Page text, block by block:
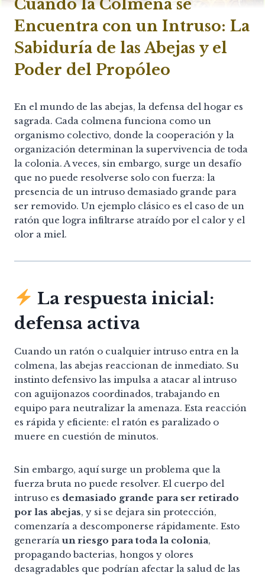
Cuando la Colmena se
Encuentra con un Intruso: La
Sabiduría de las Abejas y el
Poder del Propóleo
En el mundo de las abejas, la defensa del hogar es
sagrada. Cada colmena funciona como un
organismo colectivo, donde la cooperación y la
organización determinan la supervivencia de toda
la colonia. A veces, sin embargo, surge un desafío
que no puede resolverse solo con fuerza: la
presencia de un intruso demasiado grande para
ser removido. Un ejemplo clásico es el caso de un
ratón que logra infiltrarse atraído por el calor y el
olor a miel.
La respuesta inicial:
defensa activa
Cuando un ratón o cualquier intruso entra en la
colmena, las abejas reaccionan de inmediato. Su
instinto defensivo las impulsa a atacar al intruso
con aguijonazos coordinados, trabajando en
equipo para neutralizar la amenaza. Esta reacción
es rápida y eficiente: el ratón es paralizado o
muere en cuestión de minutos.
Sin embargo, aquí surge un problema que la
fuerza bruta no puede resolver. El cuerpo del
intruso es demasiado grande para ser retirado
por las abejas, y si se dejara sin protección,
comenzaría a descomponerse rápidamente. Esto
generaríaun riesgo para toda la colonia,
propagando bacterias, hongos y olores
desagradables que podrían afectar la salud de las